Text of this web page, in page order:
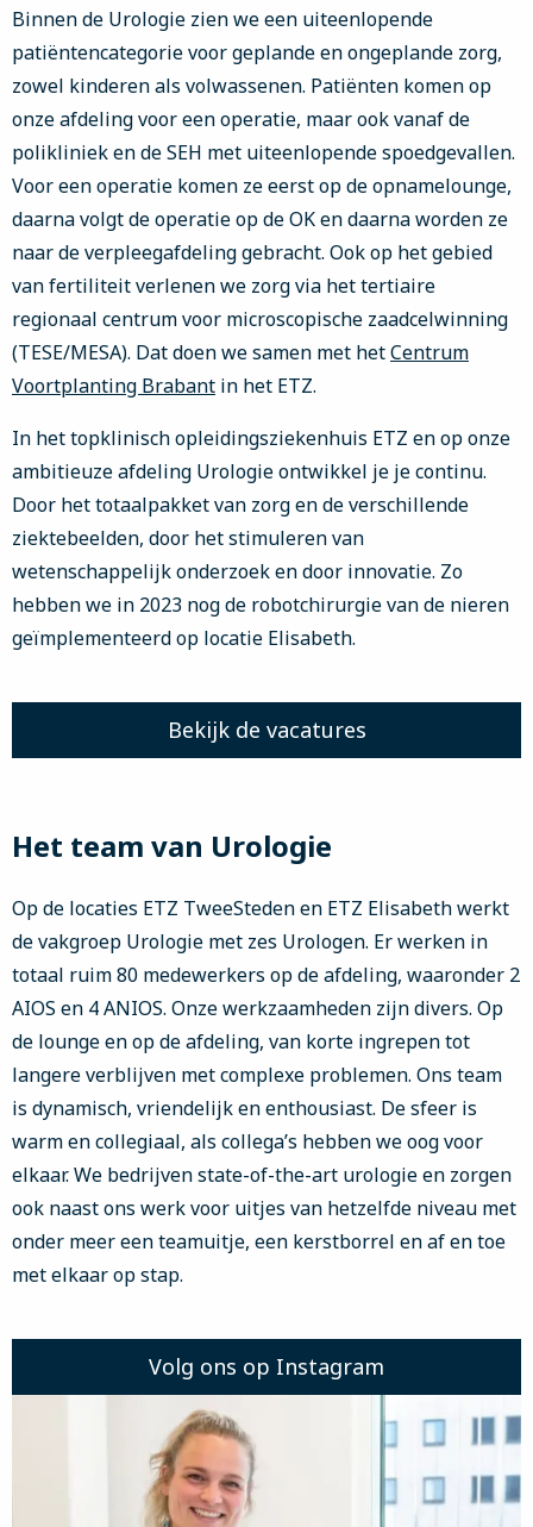
Binnen de Urologie zien we een uiteenlopende
patiëntencategorie voor geplande en ongeplande zorg,
zowel kinderen als volwassenen. Patiënten komen op
onze afdeling voor een operatie, maar ook vanaf de
polikliniek en de SEH met uiteenlopende spoedgevallen.
Voor een operatie komen ze eerst op de opnamelounge,
daarna volgt de operatie op de OK en daarna worden ze
naar de verpleegafdeling gebracht. Ook op het gebied
van fertiliteit verlenen we zorg via het tertiaire
regionaal centrum voor microscopische zaadcelwinning
(TESE/MESA). Dat doen we samen met hetCentrum
Voortplanting Brabant in het ETZ.
In het topklinisch opleidingsziekenhuis ETZ en op onze
ambitieuze afdeling Urologie ontwikkel je je continu.
Door het totaalpakket van zorg en de verschillende
ziektebeelden, door het stimuleren van
wetenschappelijk onderzoek en door innovatie. Zo
hebben we in 2023 nog de robotchirurgie van de nieren
geïmplementeerd op locatie Elisabeth.
Bekijk de vacatures
Het team van Urologie
Op de locaties ETZ TweeSteden en ETZ Elisabeth werkt
de vakgroep Urologie met zes Urologen. Er werken in
totaal ruim 80 medewerkers op de afdeling, waaronder 2
AIOS en 4 ANIOS. Onze werkzaamheden zijn divers. Op
de lounge en op de afdeling, van korte ingrepen tot
langere verblijven met complexe problemen. Ons team
is dynamisch, vriendelijk en enthousiast. De sfeer is
warm en collegiaal, als collega’s hebben we oog voor
elkaar. We bedrijven state-of-the-art urologie en zorgen
ook naast ons werk voor uitjes van hetzelfde niveau met
onder meer een teamuitje, een kerstborrel en af en toe
met elkaar op stap.
Volg ons op Instagram